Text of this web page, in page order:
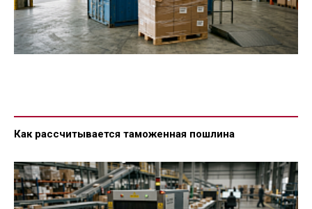
Как рассчитывается таможенная пошлина